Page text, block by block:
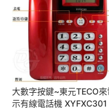
大數字按鍵~東元TECO
示有線電話機